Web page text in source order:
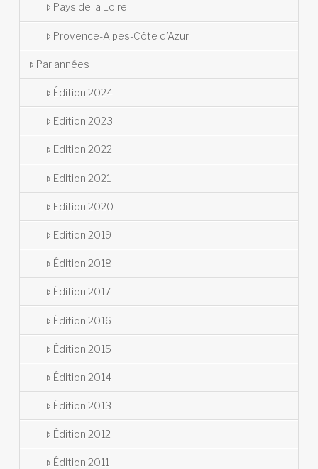
Pays de la Loire
Provence-Alpes-Côte d’Azur
Par années
Édition 2024
Edition 2023
Edition 2022
Edition 2021
Edition 2020
Edition 2019
Édition 2018
Édition 2017
Édition 2016
Édition 2015
Édition 2014
Édition 2013
Édition 2012
Édition 2011